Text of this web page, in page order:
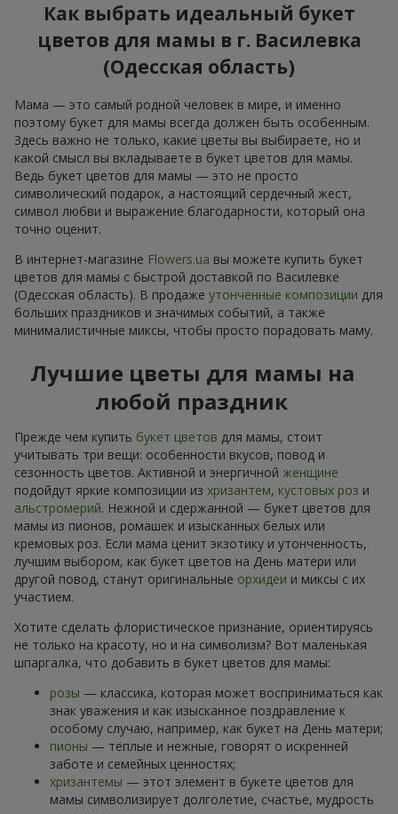
Как выбрать идеальный букет
цветов для мамы в г. Василевка
(Одесская область)
Мама — это самый родной человек в мире, и именно
поэтому букет для мамы всегда должен быть особенным.
Здесь важно не только, какие цветы вы выбираете, но и
какой смысл вы вкладываете в букет цветов для мамы.
Ведь букет цветов для мамы — это не просто
символический подарок, а настоящий сердечный жест,
символ любви и выражение благодарности, который она
точно оценит.
В интернет-магазине Flowers.ua вы можете купить букет
цветов для мамы с быстрой доставкой по Василевке
(Одесская область). В продаже утонченные композиции для
больших праздников и значимых событий, а также
минималистичные миксы, чтобы просто порадовать маму.
Лучшие цветы для мамы на
любой праздник
Прежде чем купить букет цветов для мамы, стоит
учитывать три вещи: особенности вкусов, повод и
сезонность цветов. Активной и энергичной женщине
подойдут яркие композиции из хризантем, кустовых роз и
альстромерий. Нежной и сдержанной — букет цветов для
мамы из пионов, ромашек и изысканных белых или
кремовых роз. Если мама ценит экзотику и утонченность,
лучшим выбором, как букет цветов на День матери или
другой повод, станут оригинальные орхидеи и миксы с их
участием.
Хотите сделать флористическое признание, ориентируясь
не только на красоту, но и на символизм? Вот маленькая
шпаргалка, что добавить в букет цветов для мамы:
розы — классика, которая может восприниматься как
знак уважения и как изысканное поздравление к
особому случаю, например, как букет на День матери;
пионы — тёплые и нежные, говорят о искренней
заботе и семейных ценностях;
хризантемы — этот элемент в букете цветов для
мамы символизирует долголетие, счастье, мудрость